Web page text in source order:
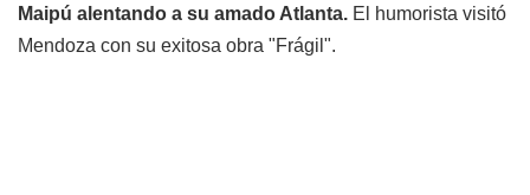
Maipú alentando a su amado Atlanta. El humorista visitó
Mendoza con su exitosa obra "Frágil".